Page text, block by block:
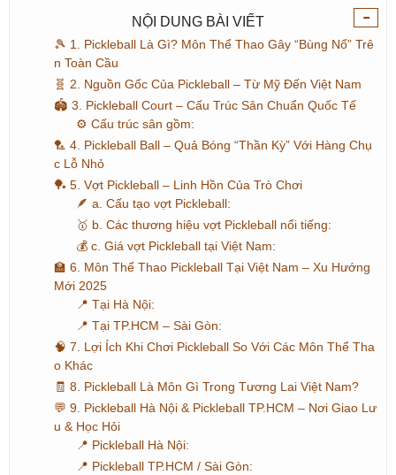
-
NỘI DUNG BÀI VIẾT
🎾 1. Pickleball Là Gì? Môn Thể Thao Gây “Bùng Nổ” Trê
n Toàn Cầu
🧬 2. Nguồn Gốc Của Pickleball – Từ Mỹ Đến Việt Nam
🏟️ 3. Pickleball Court – Cấu Trúc Sân Chuẩn Quốc Tế
⚙️ Cấu trúc sân gồm:
🏸 4. Pickleball Ball – Quả Bóng “Thần Kỳ” Với Hàng Chụ
c Lỗ Nhỏ
🏓 5. Vợt Pickleball – Linh Hồn Của Trò Chơi
🪶 a. Cấu tạo vợt Pickleball:
🥇 b. Các thương hiệu vợt Pickleball nổi tiếng:
💰 c. Giá vợt Pickleball tại Việt Nam:
🏫 6. Môn Thể Thao Pickleball Tại Việt Nam – Xu Hướng
Mới 2025
📍 Tại Hà Nội:
📍 Tại TP.HCM – Sài Gòn:
🧠 7. Lợi Ích Khi Chơi Pickleball So Với Các Môn Thể Tha
o Khác
🧾 8. Pickleball Là Môn Gì Trong Tương Lai Việt Nam?
💬 9. Pickleball Hà Nội & Pickleball TP.HCM – Nơi Giao Lư
u & Học Hỏi
📍 Pickleball Hà Nội:
📍 Pickleball TP.HCM / Sài Gòn: